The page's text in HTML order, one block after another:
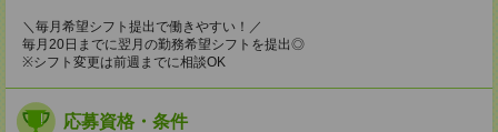
＼毎月希望シフト提出で働きやすい！／
毎月20日までに翌月の勤務希望シフトを提出◎
※シフト変更は前週までに相談OK
応募資格・条件